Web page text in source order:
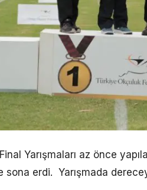
Yarışmaları az önce
sona erdi. Yarışmada